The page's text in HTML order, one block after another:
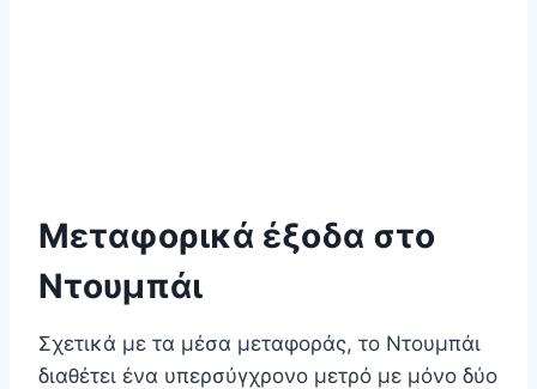
Μεταφορικά έξοδα στο
Ντουμπάι
Σχετικά με τα μέσα μεταφοράς, το Ντουμπάι
διαθέτει ένα υπερσύγχρονο μετρό με μόνο δύο